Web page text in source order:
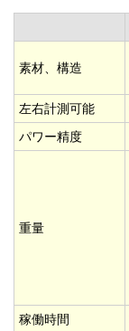
素材、構造
左右計測可能
パワー精度
重量
稼働時間